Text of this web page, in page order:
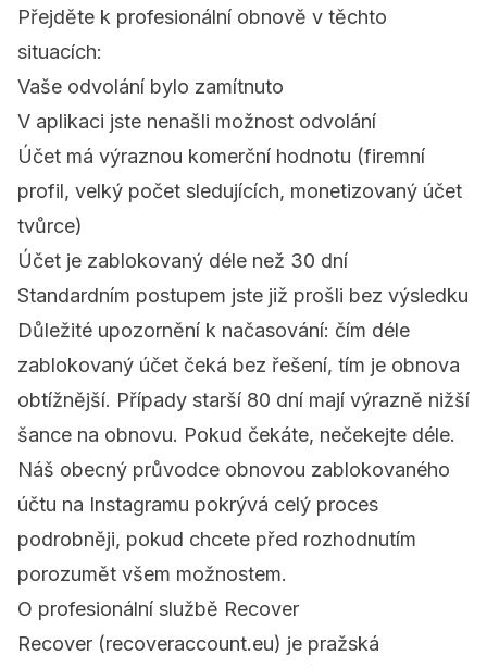
Přejděte k profesionální obnově v těchto
situacích:
Vaše odvolání bylo zamítnuto
V aplikaci jste nenašli možnost odvolání
Účet má výraznou komerční hodnotu (firemní
profil, velký počet sledujících, monetizovaný účet
tvůrce)
Účet je zablokovaný déle než 30 dní
Standardním postupem jste již prošli bez výsledku
Důležité upozornění k načasování: čím déle
zablokovaný účet čeká bez řešení, tím je obnova
obtížnější. Případy starší 80 dní mají výrazně nižší
šance na obnovu. Pokud čekáte, nečekejte déle.
Náš obecný průvodce obnovou zablokovaného
účtu na Instagramu pokrývá celý proces
podrobněji, pokud chcete před rozhodnutím
porozumět všem možnostem.
O profesionální službě Recover
Recover (recoveraccount.eu) je pražská